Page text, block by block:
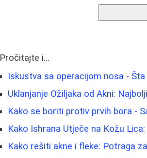
Pročitajte i...
Iskustva sa operacijom nosa -
Uklanjanje Ožiljaka od Akni:
Kako se boriti protiv prvih bora -
Kako Ishrana Utječe na Kožu
Kako rešiti akne i fleke: Potraga